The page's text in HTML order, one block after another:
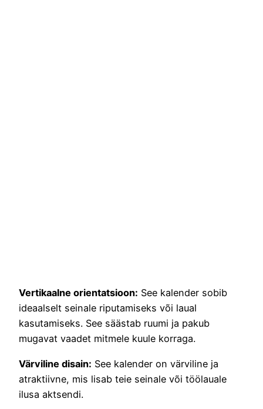
Vertikaalne orientatsioon: See kalender sobib
ideaalselt seinale riputamiseks või laual
kasutamiseks. See säästab ruumi ja pakub
mugavat vaadet mitmele kuule korraga.
Värviline disain: See kalender on värviline ja
atraktiivne, mis lisab teie seinale või töölauale
ilusa aktsendi.